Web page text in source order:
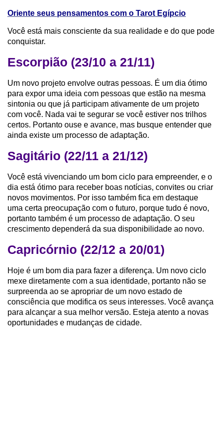
Oriente seus pensamentos com o Tarot Egípcio
Você está mais consciente da sua realidade e do que pode
conquistar.
Escorpião (23/10 a 21/11)
Um novo projeto envolve outras pessoas. É um dia ótimo
para expor uma ideia com pessoas que estão na mesma
sintonia ou que já participam ativamente de um projeto
com você. Nada vai te segurar se você estiver nos trilhos
certos. Portanto ouse e avance, mas busque entender que
ainda existe um processo de adaptação.
Sagitário (22/11 a 21/12)
Você está vivenciando um bom ciclo para empreender, e o
dia está ótimo para receber boas notícias, convites ou criar
novos movimentos. Por isso também fica em destaque
uma certa preocupação com o futuro, porque tudo é novo,
portanto também é um processo de adaptação. O seu
crescimento dependerá da sua disponibilidade ao novo.
Capricórnio (22/12 a 20/01)
Hoje é um bom dia para fazer a diferença. Um novo ciclo
mexe diretamente com a sua identidade, portanto não se
surpreenda ao se apropriar de um novo estado de
consciência que modifica os seus interesses. Você avança
para alcançar a sua melhor versão. Esteja atento a novas
oportunidades e mudanças de cidade.